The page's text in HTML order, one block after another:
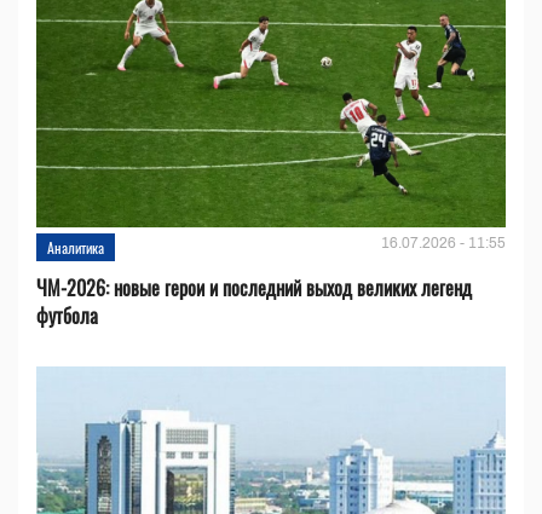
Аналитика 16.07.2026 - 11:55
ЧМ-2026: новые герои и последний выход великих легенд
футбола